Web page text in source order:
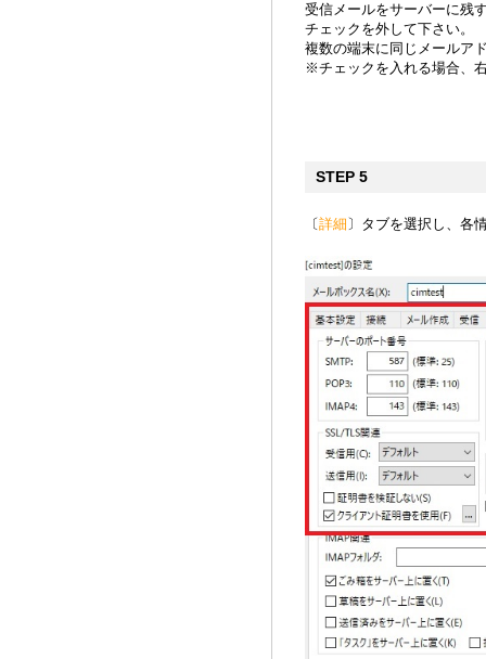
受信メールをサーバーに残
チェックを外して下さい
複数の端末に同じメール
※チェックを入れる場合、
STEP 5
〔詳細 〕タブを選択し、各